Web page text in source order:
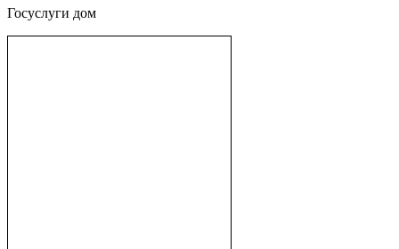
Госуслуги дом